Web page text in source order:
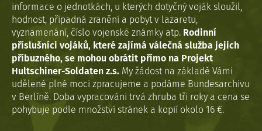
informace o jednotkách, u kterých dotyčný voják sloužil,
hodnost, případná zranění a pobyt v lazaretu,
vyznamenání, číslo vojenské známky atp. Rodinní
příslušníci vojáků, které zajímá válečná služba jejich
příbuzného, se mohou obrátit přímo na Projekt
Hultschiner-Soldaten z.s. My žádost na základě Vámi
udělené plné moci zpracujeme a podáme Bundesarchivu
v Berlíně. Doba vypracováni trvá zhruba tři roky a cena se
pohybuje podle množství stránek a kopií okolo 16 €.